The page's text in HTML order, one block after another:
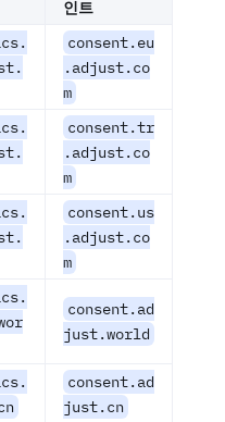
인트
consent.eu
.adjust.co
m
consent.tr
.adjust.co
m
consent.us
.adjust.co
m
consent.ad
just.world
consent.ad
just.cn